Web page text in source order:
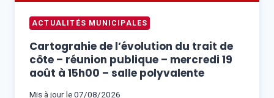
ACTUALITÉS MUNICIPALES
Cartograhie de l’évolution du trait de
côte – réunion publique – mercredi 19
août à 15h00 – salle polyvalente
Mis à jour le07/08/2026